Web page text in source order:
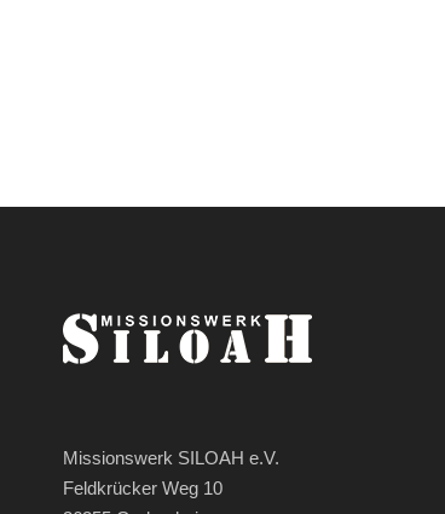
Missionswerk SILOAH e.V.
Feldkrücker Weg 10